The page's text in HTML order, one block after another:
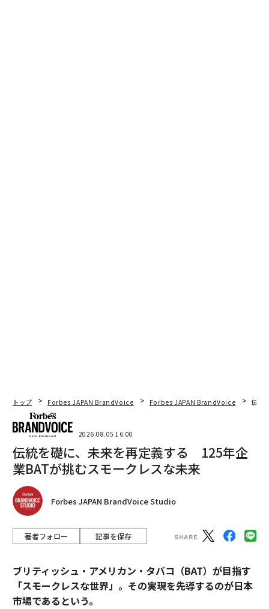
トップ Forbes JAPAN BrandVoice Forbes JAPAN BrandVoice 伝統
2026.08.05 16:00
伝統を礎に、未来を再定義する 125年企
業BATが挑むスモークレスな未来
Forbes JAPAN BrandVoice Studio
著者フォロー 記事を保存
ブリティッシュ・アメリカン・タバコ（BAT）が目指す
「スモークレスな世界」。その実現を先導するのが日本
市場であるという。